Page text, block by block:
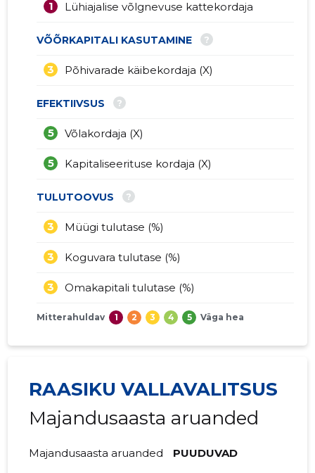
Lühiajalise võlgnevuse kattekordaja
1
VÕÕRKAPITALI KASUTAMINE ?
Põhivarade käibekordaja (X)
3
EFEKTIIVSUS ?
Võlakordaja (X)
5
Kapitaliseerituse kordaja (X)
5
TULUTOOVUS ?
Müügi tulutase (%)
3
Koguvara tulutase (%)
3
Omakapitali tulutase (%)
3
Mitterahuldav 1 2 3 4 5 Väga hea
RAASIKU VALLAVALITSUS
Majandusaasta aruanded
Majandusaasta aruanded PUUDUVAD